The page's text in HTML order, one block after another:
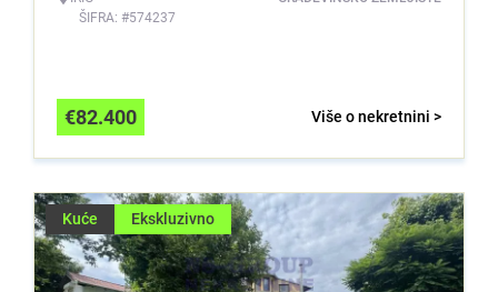
ŠIFRA: #574237
Više o nekretnini >
€82.400
Kuće Ekskluzivno